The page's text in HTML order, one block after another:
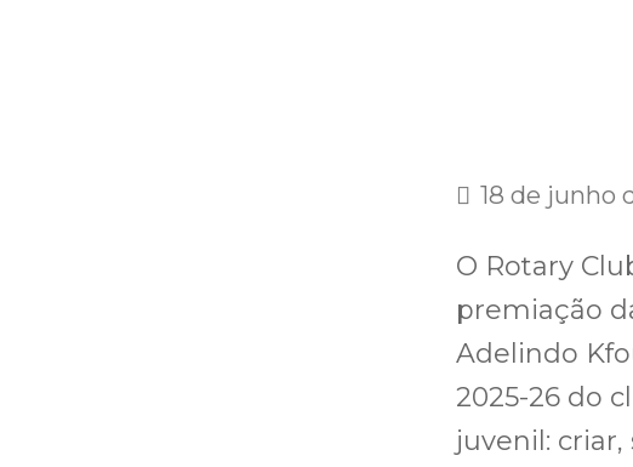
18 de junho
O Rotary
premiação
Adelindo
2025-26 do
juvenil: